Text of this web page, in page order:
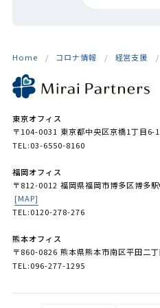
Home コロナ情報 経営支援
東京オフィス
〒104-0031 東京都中央区京橋1丁目6-
TEL:03-6550-8160
福岡オフィス
〒812-0012 福岡県福岡市博多区博多
[MAP]
TEL:0120-278-276
熊本オフィス
〒860-0826 熊本県熊本市南区平田二
TEL:096-277-1295